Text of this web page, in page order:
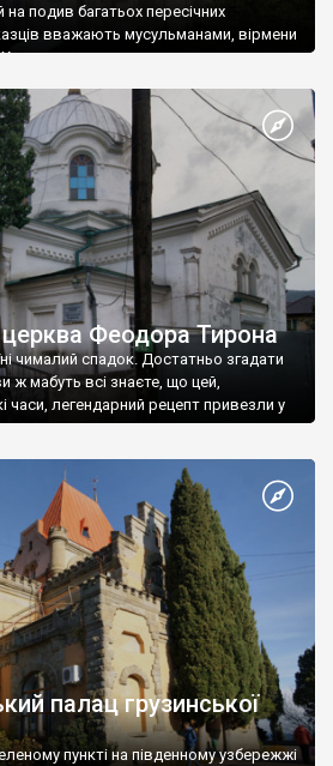
на подив багатьох пересічних
вважають мусульманами, вірмени
Феодора Тирона
чималий спадок. Достатньо згадати
ж мабуть всі знаєте, що цей,
часи, легендарний рецепт привезли у
палац грузинської
пункті на південному узбережжі